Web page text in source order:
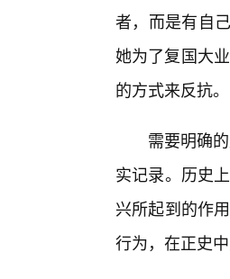
者，而是有自
她为了复国大
的方式来反抗。
需要明确
实记录。历史
兴所起到的作
行为，在正史